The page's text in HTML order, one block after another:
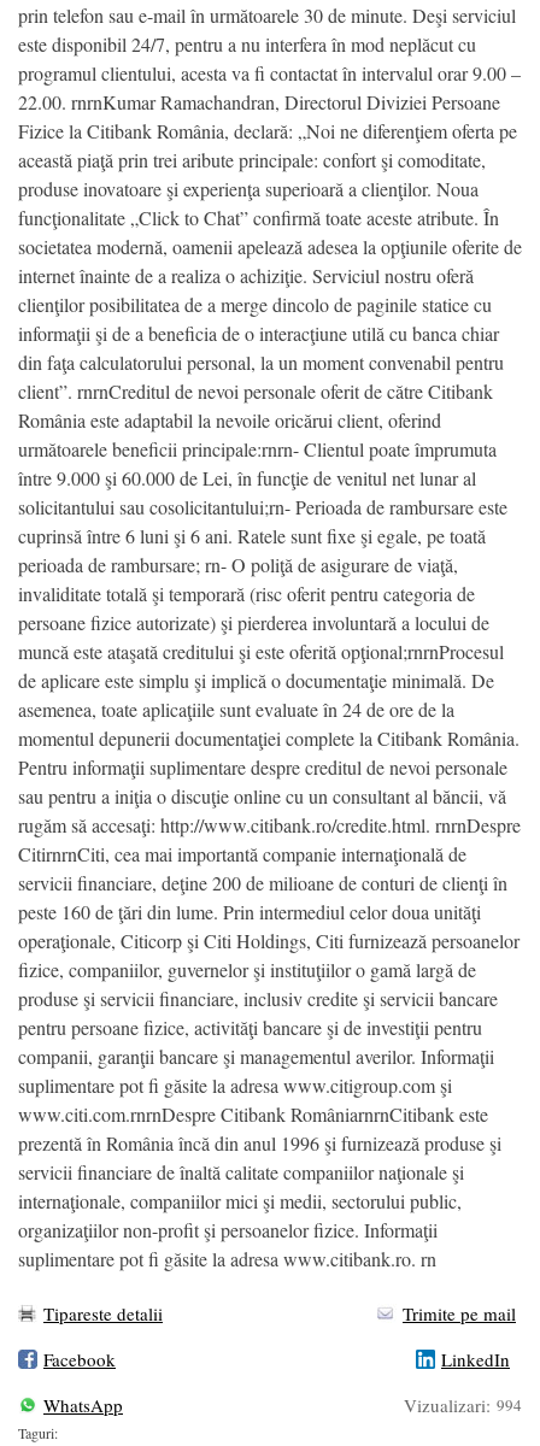
prin telefon sau e-mail în următoarele 30 de minute. Deşi serviciul
este disponibil 24/7, pentru a nu interfera în mod neplăcut cu
programul clientului, acesta va fi contactat în intervalul orar 9.00 –
22.00. rnrnKumar Ramachandran, Directorul Diviziei Persoane
Fizice la Citibank România, declară: „Noi ne diferenţiem oferta pe
această piaţă prin trei aribute principale: confort şi comoditate,
produse inovatoare şi experienţa superioară a clienţilor. Noua
funcţionalitate „Click to Chat” confirmă toate aceste atribute. În
societatea modernă, oamenii apelează adesea la opţiunile oferite de
internet înainte de a realiza o achiziţie. Serviciul nostru oferă
clienţilor posibilitatea de a merge dincolo de paginile statice cu
informaţii şi de a beneficia de o interacţiune utilă cu banca chiar
din faţa calculatorului personal, la un moment convenabil pentru
client”. rnrnCreditul de nevoi personale oferit de către Citibank
România este adaptabil la nevoile oricărui client, oferind
următoarele beneficii principale:rnrn- Clientul poate împrumuta
între 9.000 şi 60.000 de Lei, în funcţie de venitul net lunar al
solicitantului sau cosolicitantului;rn- Perioada de rambursare este
cuprinsă între 6 luni şi 6 ani. Ratele sunt fixe şi egale, pe toată
perioada de rambursare; rn- O poliţă de asigurare de viaţă,
invaliditate totală şi temporară (risc oferit pentru categoria de
persoane fizice autorizate) şi pierderea involuntară a locului de
muncă este ataşată creditului şi este oferită opţional;rnrnProcesul
de aplicare este simplu şi implică o documentaţie minimală. De
asemenea, toate aplicaţiile sunt evaluate în 24 de ore de la
momentul depunerii documentaţiei complete la Citibank România.
Pentru informaţii suplimentare despre creditul de nevoi personale
sau pentru a iniţia o discuţie online cu un consultant al băncii, vă
rugăm să accesaţi: http://www.citibank.ro/credite.html. rnrnDespre
CitirnrnCiti, cea mai importantă companie internaţională de
servicii financiare, deţine 200 de milioane de conturi de clienţi în
peste 160 de ţări din lume. Prin intermediul celor doua unităţi
operaţionale, Citicorp şi Citi Holdings, Citi furnizează persoanelor
fizice, companiilor, guvernelor şi instituţiilor o gamă largă de
produse şi servicii financiare, inclusiv credite şi servicii bancare
pentru persoane fizice, activităţi bancare şi de investiţii pentru
companii, garanţii bancare şi managementul averilor. Informaţii
suplimentare pot fi găsite la adresa www.citigroup.com şi
www.citi.com.rnrnDespre Citibank RomâniarnrnCitibank este
prezentă în România încă din anul 1996 şi furnizează produse şi
servicii financiare de înaltă calitate companiilor naţionale şi
internaţionale, companiilor mici şi medii, sectorului public,
organizaţiilor non-profit şi persoanelor fizice. Informaţii
suplimentare pot fi găsite la adresa www.citibank.ro. rn
Tipareste detalii
Trimite pe mail
Facebook
LinkedIn
WhatsApp
Vizualizari: 994
Taguri: